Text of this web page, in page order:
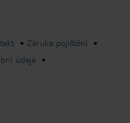
Záruka pojištění
údaje